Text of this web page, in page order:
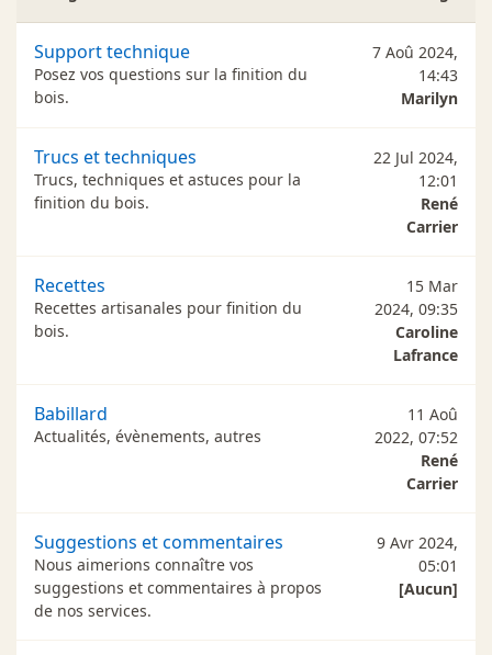
Support technique
Posez vos questions sur la finition du
bois.
7 Aoû 2024,
14:43
Marilyn
Trucs et techniques
Trucs, techniques et astuces pour la
finition du bois.
22 Jul 2024,
12:01
René
Carrier
Recettes
Recettes artisanales pour finition du
bois.
15 Mar
2024, 09:35
Caroline
Lafrance
Babillard
Actualités, évènements, autres
11 Aoû
2022, 07:52
René
Carrier
Suggestions et commentaires
Nous aimerions connaître vos
suggestions et commentaires à propos
de nos services.
9 Avr 2024,
05:01
[Aucun]